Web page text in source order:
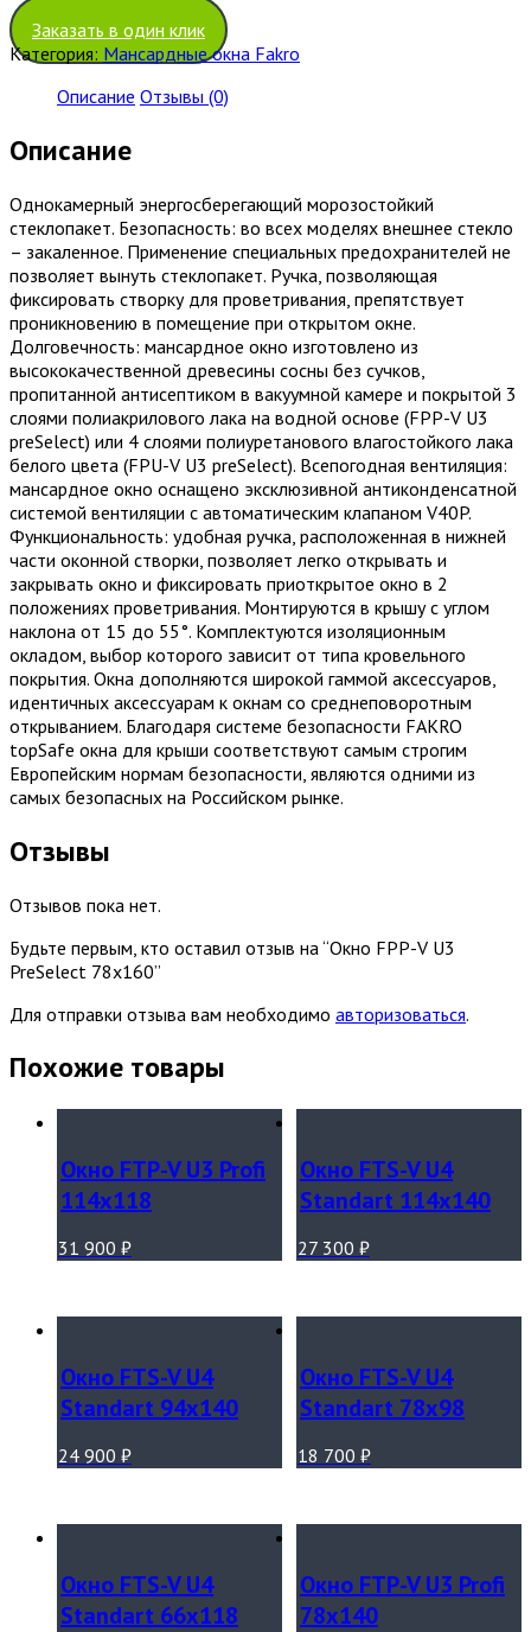
Заказать в один клик
Категория: Мансардные окна Fakro
Описание Отзывы (0)
Описание
Однокамерный энергосберегающий морозостойкий
стеклопакет. Безопасность: во всех моделях внешнее стекло
– закаленное. Применение специальных предохранителей не
позволяет вынуть стеклопакет. Ручка, позволяющая
фиксировать створку для проветривания, препятствует
проникновению в помещение при открытом окне.
Долговечность: мансардное окно изготовлено из
высококачественной древесины сосны без сучков,
пропитанной антисептиком в вакуумной камере и покрытой 3
слоями полиакрилового лака на водной основе (FPP-V U3
preSelect) или 4 слоями полиуретанового влагостойкого лака
белого цвета (FPU-V U3 preSelect). Всепогодная вентиляция:
мансардное окно оснащено эксклюзивной антиконденсатной
системой вентиляции с автоматическим клапаном V40P.
Функциональность: удобная ручка, расположенная в нижней
части оконной створки, позволяет легко открывать и
закрывать окно и фиксировать приоткрытое окно в 2
положениях проветривания. Монтируются в крышу с углом
наклона от 15 до 55°. Комплектуются изоляционным
окладом, выбор которого зависит от типа кровельного
покрытия. Окна дополняются широкой гаммой аксессуаров,
идентичных аксессуарам к окнам со среднеповоротным
открыванием. Благодаря системе безопасности FAKRO
topSafe окна для крыши соответствуют самым строгим
Европейским нормам безопасности, являются одними из
самых безопасных на Российском рынке.
Отзывы
Отзывов пока нет.
Будьте первым, кто оставил отзыв на “Окно FPP-V U3
PreSelect 78х160”
Для отправки отзыва вам необходимо авторизоваться.
Похожие товары
Окно FTP-V U3 Profi
114х118
31 900 ₽
Окно FTS-V U4
Standart 114х140
27 300 ₽
Окно FTS-V U4
Standart 94х140
24 900 ₽
Окно FTS-V U4
Standart 78х98
18 700 ₽
Окно FTS-V U4
Standart 66х118
Окно FTP-V U3 Profi
78х140